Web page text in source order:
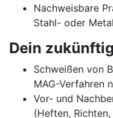
Nachweisbare
Stahl- oder
Dein
Schweißen von
MAG-Verfahren
Vor- und
(Heften,